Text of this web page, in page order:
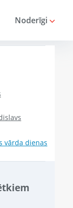
Noderīgi
vārda dienas